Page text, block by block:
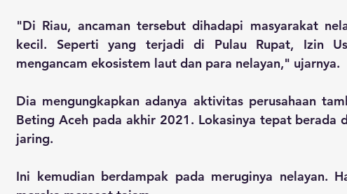
"Di Riau, ancaman tersebut dihadapi masyarakat
kecil. Seperti yang terjadi di Pulau Rupat, Izin
mengancam ekosistem laut dan para nelayan," ujarnya.
Dia mengungkapkan adanya aktivitas perusahaan
Beting Aceh pada akhir 2021. Lokasinya tepat berada
jaring.
Ini kemudian berdampak pada meruginya nelayan.